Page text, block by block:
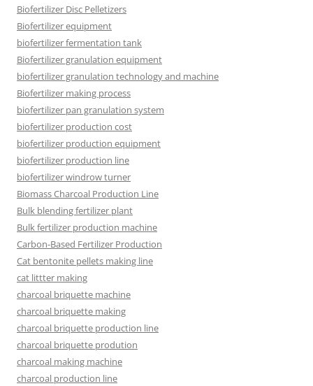
Biofertilizer Disc Pelletizers
Biofertilizer equipment
biofertilizer fermentation tank
Biofertilizer granulation equipment
biofertilizer granulation technology and machine
Biofertilizer making process
biofertilizer pan granulation system
biofertilizer production cost
biofertilizer production equipment
biofertilizer production line
biofertilizer windrow turner
Biomass Charcoal Production Line
Bulk blending fertilizer plant
Bulk fertilizer production machine
Carbon-Based Fertilizer Production
Cat bentonite pellets making line
cat littter making
charcoal briquette machine
charcoal briquette making
charcoal briquette production line
charcoal briquette prodution
charcoal making machine
charcoal production line